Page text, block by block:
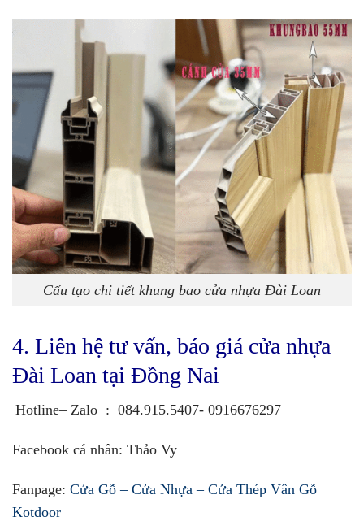
Cấu tạo chi tiết khung bao cửa nhựa Đài Loan
4. Liên hệ tư vấn, báo giá cửa nhựa
Đài Loan tại Đồng Nai
Hotline– Zalo : 084.915.5407- 0916676297
Facebook cá nhân: Thảo Vy
Fanpage: Cửa Gỗ – Cửa Nhựa – Cửa Thép Vân Gỗ
Kotdoor